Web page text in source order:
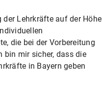
der Lehrkräfte auf der Höhe
die bei der Vorbereitung
bin mir sicher, dass die
in Bayern geben